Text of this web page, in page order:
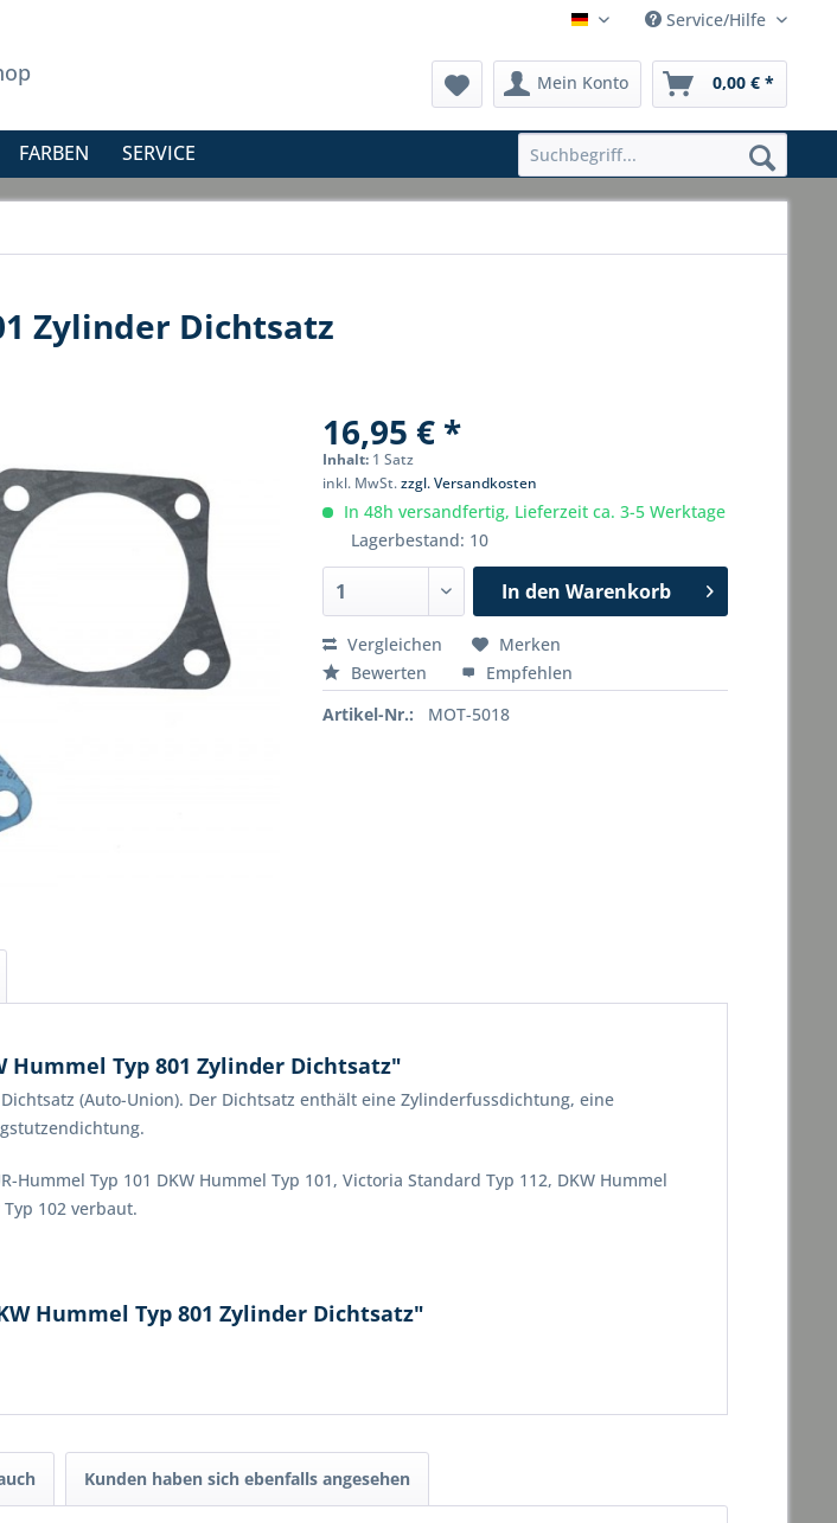
Hauptshop Deutsch
Service/Hilfe
Mein Konto 0,00 € *
FARBEN SERVICE
Zylinder Dichtsatz
16,95 € *
Inhalt: 1 Satz
inkl. MwSt.zzgl. Versandkosten
In 48h versandfertig, Lieferzeit ca. 3-5 Werktage
Lagerbestand: 10
In den Warenkorb
Vergleichen
Merken
Bewerten
Empfehlen
Artikel-Nr.:
MOT-5018
Typ 801 Zylinder Dichtsatz"
(Auto-Union). Der Dichtsatz enthält eine Zylinderfussdichtung, eine
Hummel Typ 101 DKW Hummel Typ 101, Victoria Standard Typ 112, DKW Hummel
102 verbaut.
Hummel Typ 801 Zylinder Dichtsatz"
Kunden haben sich ebenfalls angesehen